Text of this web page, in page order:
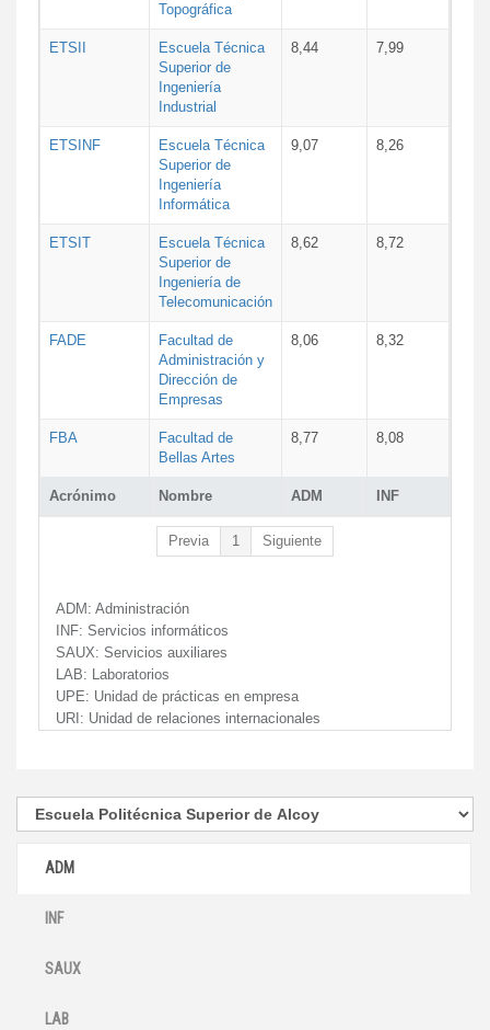
Acrónimo Nombre ADM INF
Topográfica
ETSII
Escuela Técnica
Superior de
Ingeniería
Industrial
8,44 7,99
ETSINF
Escuela Técnica
Superior de
Ingeniería
Informática
9,07 8,26
ETSIT
Escuela Técnica
Superior de
Ingeniería de
Telecomunicación
8,62 8,72
FADE
Facultad de
Administración y
Dirección de
Empresas
8,06 8,32
FBA
Facultad de
Bellas Artes
8,77 8,08
Previa 1 Siguiente
ADM: Administración
INF: Servicios informáticos
SAUX: Servicios auxiliares
LAB: Laboratorios
UPE: Unidad de prácticas en empresa
URI: Unidad de relaciones internacionales
ADM
INF
SAUX
LAB